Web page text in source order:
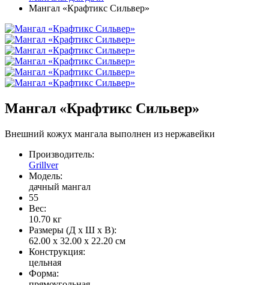
Мангал «Крафтикс Сильвер»
Мангал «Крафтикс Сильвер»
Внешний кожух мангала выполнен из нержавейки
Производитель:
Grillver
Модель:
дачный мангал
55
Вес:
10.70 кг
Размеры (Д x Ш x В):
62.00 x 32.00 x 22.20 см
Конструкция:
цельная
Форма: